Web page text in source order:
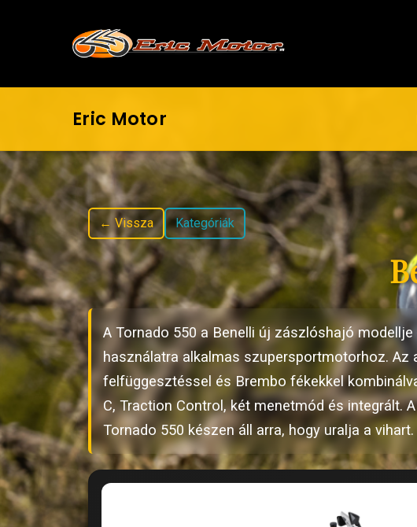
Eric Motor
← Vissza Kategóriák
A Tornado 550 a Benelli új zászlóshajó
használatra alkalmas szupersportmotorhoz.
felfüggesztéssel és Brembo fékekkel
C, Traction Control, két menetmód és integrált.
Tornado 550 készen áll arra, hogy uralja a vihart.